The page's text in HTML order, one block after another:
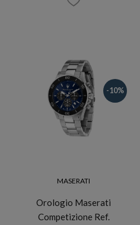
-10%
MASERATI
Orologio Maserati
Competizione Ref.